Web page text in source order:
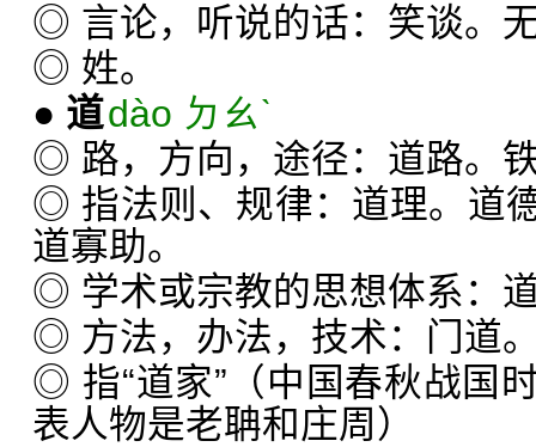
◎ 言论，听说的话：笑谈。
◎ 姓。
● 道dào ㄉㄠˋ
◎ 路，方向，途径：道路。
◎ 指法则、规律：道理。道
道寡助。
◎ 学术或宗教的思想体系：
◎ 方法，办法，技术：门道
◎ 指“道家”（中国春秋战国
表人物是老聃和庄周）